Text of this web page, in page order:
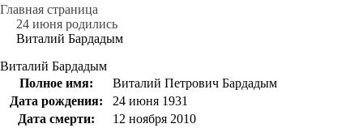
Главная страница
24 июня родились
Виталий Бардадым
Виталий Бардадым
Полное имя:
Виталий Петрович Бардадым
Дата рождения:
24 июня 1931
Дата смерти:
12 ноября 2010